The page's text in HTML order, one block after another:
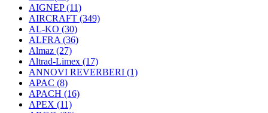
AIGNEP(11)
AIRCRAFT (349)
AL-KO (30)
ALFRA (36)
Almaz (27)
Altrad-Limex (17)
ANNOVI REVERBERI (1)
APAC (8)
APACH (16)
APEX (11)